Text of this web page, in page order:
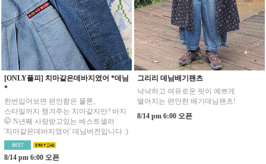
[ONLY플피] 치마같은데바지였어 *데님
*
한번입어보면 편안함은 물론,
스타일까지 챙겨주는 치마같지만? 바지
🤭 N년째 사랑받고있는 베스트셀러
'치마같은데바지였어' 데님버전입니다 :)
8/14 pm 6:00 오픈
그리리 데님배기팬츠
낙낙하고 여유로운 핏이 예쁘게
떨어지는 편안한 배기데님팬츠!
8/14 pm 6:00 오픈